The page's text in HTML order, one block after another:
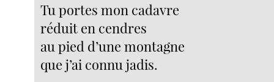
Tu portes mon cadavre
réduit en cendres
au pied d’une montagne
que j’ai connu jadis.